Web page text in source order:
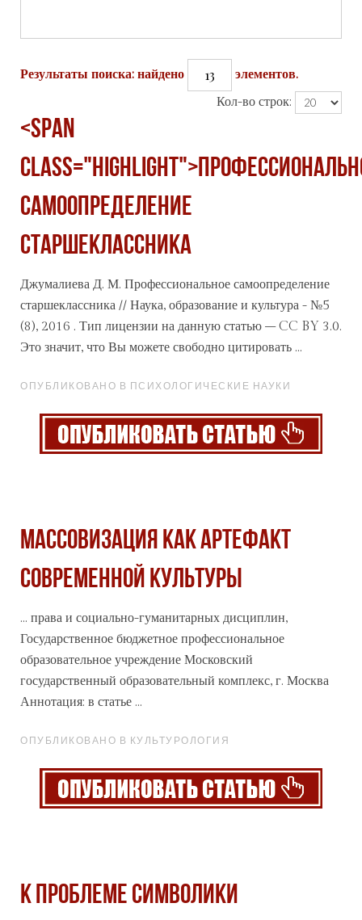
Результаты поиска: найдено 13
элементов.
Кол-во строк:
<span
самоопределение
старшеклассника
Джумалиева Д. М. Профессиональное самоопределение
старшеклассника // Наука, образование и культура - №5
(8), 2016 . Тип лицензии на данную статью – CC BY 3.0.
Это значит, что Вы можете свободно цитировать ...
ОПУБЛИКОВАНО В ПСИХОЛОГИЧЕСКИЕ НАУКИ
МАССОВИЗАЦИЯ КАК АРТЕФАКТ
СОВРЕМЕННОЙ КУЛЬТУРЫ
... права и социально-гуманитарных дисциплин,
Государственное бюджетное профессиональное
образовательное учреждение Московский
государственный образовательный комплекс, г. Москва
Аннотация: в статье ...
ОПУБЛИКОВАНО В КУЛЬТУРОЛОГИЯ
К ПРОБЛЕМЕ СИМВОЛИКИ